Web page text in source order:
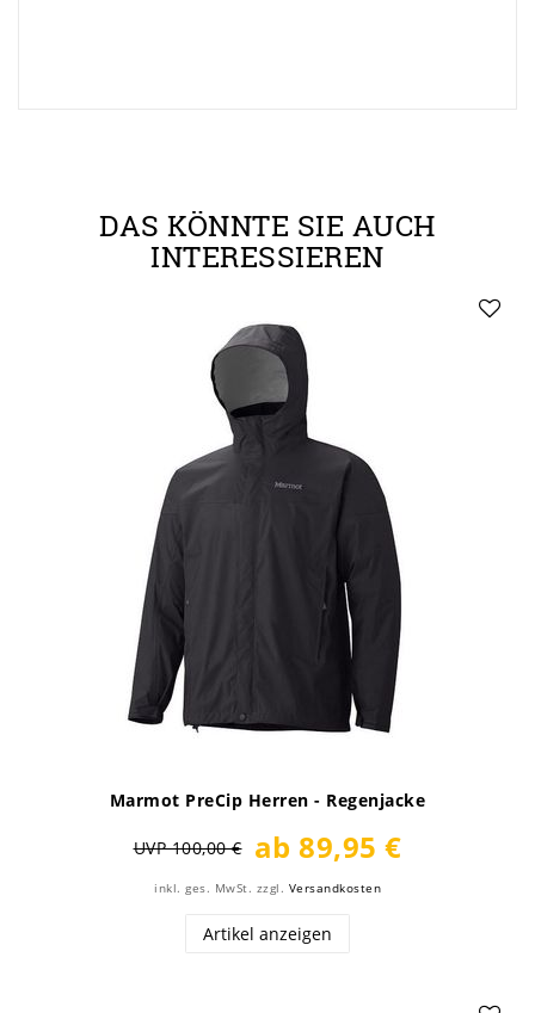
DAS KÖNNTE SIE AUCH
INTERESSIEREN
Marmot PreCip Herren - Regenjacke
UVP 100,00 € ab 89,95 €
inkl. ges. MwSt. zzgl. Versandkosten
Artikel anzeigen